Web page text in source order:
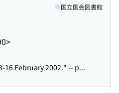
国立国会図書館
16 February 2002." -- p...